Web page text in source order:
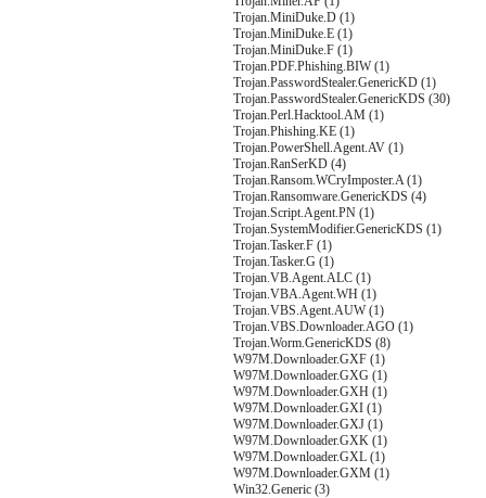
Trojan.MiniDuke.D (1)
Trojan.MiniDuke.E (1)
Trojan.MiniDuke.F (1)
Trojan.PDF.Phishing.BIW (1)
Trojan.PasswordStealer.GenericKD (1)
Trojan.PasswordStealer.GenericKDS (30)
Trojan.Perl.Hacktool.AM (1)
Trojan.Phishing.KE (1)
Trojan.PowerShell.Agent.AV (1)
Trojan.RanSerKD (4)
Trojan.Ransom.WCryImposter.A (1)
Trojan.Ransomware.GenericKDS (4)
Trojan.Script.Agent.PN (1)
Trojan.SystemModifier.GenericKDS (1)
Trojan.Tasker.F (1)
Trojan.Tasker.G (1)
Trojan.VB.Agent.ALC (1)
Trojan.VBA.Agent.WH (1)
Trojan.VBS.Agent.AUW (1)
Trojan.VBS.Downloader.AGO (1)
Trojan.Worm.GenericKDS (8)
W97M.Downloader.GXF (1)
W97M.Downloader.GXG (1)
W97M.Downloader.GXH (1)
W97M.Downloader.GXI (1)
W97M.Downloader.GXJ (1)
W97M.Downloader.GXK (1)
W97M.Downloader.GXL (1)
W97M.Downloader.GXM (1)
Win32.Generic (3)